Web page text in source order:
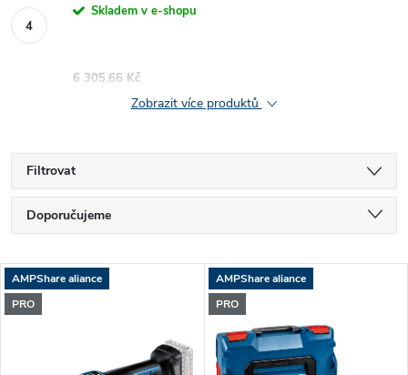
Skladem v e-shopu
6 305,66 Kč
Zobrazit více produktů
Filtrovat
Ř
a
z
Doporučujeme
Nejdražší
V
ý
AMPShare aliance
PRO
AMPShare aliance
PRO